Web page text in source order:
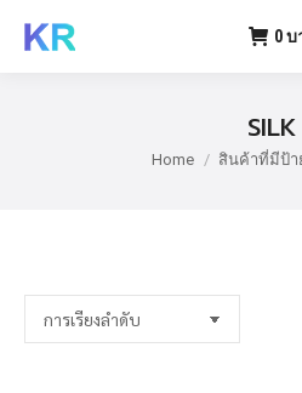
0บ
SILK
You are here:
Home สินค้าที่มีป้า